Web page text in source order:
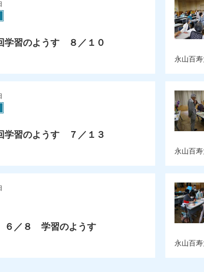
習のようす ８／１０
永山百
習のようす ７／１３
永山百
６／８ 学習のようす
永山百